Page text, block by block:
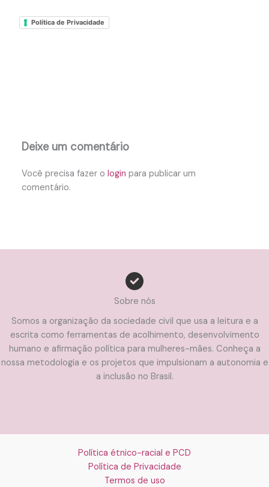
Política de Privacidade
Deixe um comentário
Você precisa fazer ologin para publicar um
comentário.
Sobre nós
Somos a organização da sociedade civil que usa a leitura e a
escrita como ferramentas de acolhimento, desenvolvimento
humano e afirmação política para mulheres-mães. Conheça a
nossa metodologia e os projetos que impulsionam a autonomia e
a inclusão no Brasil.
Política étnico-racial e PCD
Política de Privacidade
Termos de uso